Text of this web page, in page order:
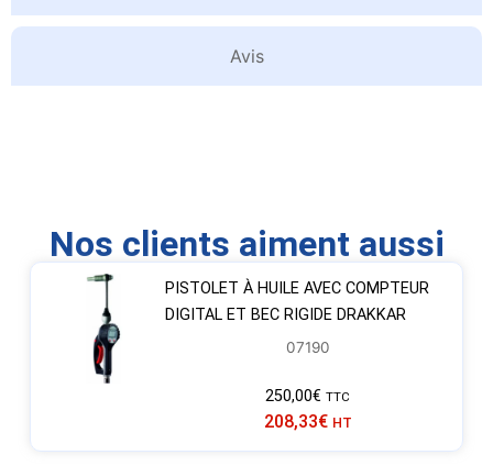
Avis
Nos clients aiment aussi
PISTOLET À HUILE AVEC COMPTEUR
DIGITAL ET BEC RIGIDE DRAKKAR
07190
250,00€ TTC
208,33€ HT